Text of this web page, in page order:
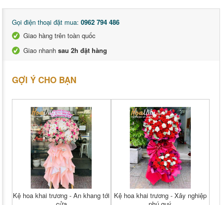
Gọi điện thoại đặt mua: 0962 794 486
Giao hàng trên toàn quốc
Giao nhanh sau 2h đặt hàng
GỢI Ý CHO BẠN
Kệ hoa khai trương - An khang tới Kệ hoa khai trương - Xây nghiệp